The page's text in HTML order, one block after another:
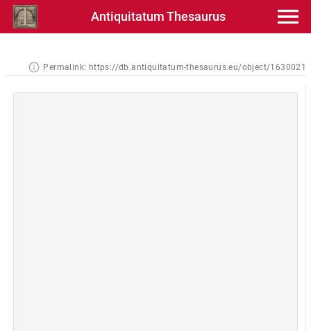
Antiquitatum Thesaurus
Permalink: https://db.antiquitatum-thesaurus.eu/object/1630021